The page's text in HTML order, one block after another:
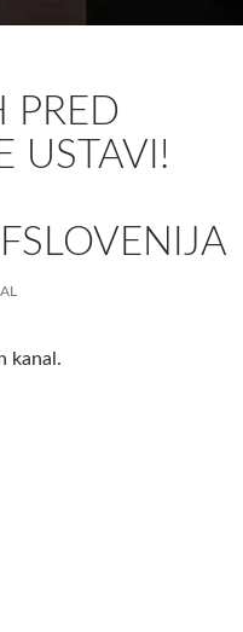
PRED
USTAVI!
kanal.